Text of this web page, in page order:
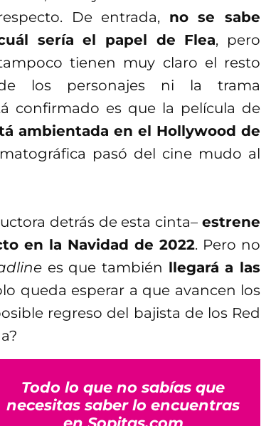
De entrada, no se sabe
sería el papel de Flea, pero
tienen muy claro el resto
los personajes ni la trama
confirmado es que la película de
ambientada en el Hollywood de
pasó del cine mudo al
detrás de esta cinta– estrene
en la Navidad de 2022. Pero no
es que también llegará a las
queda esperar a que avancen los
regreso del bajista de los Red
Todo lo que no sabías que
necesitas saber lo encuentras